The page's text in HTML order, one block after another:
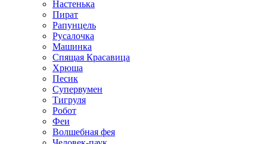
Настенька
Пират
Рапунцель
Русалочка
Машинка
Спящая Красавица
Хрюша
Песик
Супервумен
Тигруля
Робот
Феи
Волшебная фея